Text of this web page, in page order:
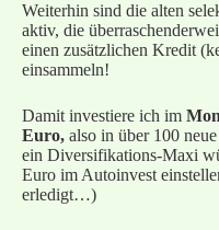
Weiterhin sind die alten
aktiv, die
einen zusätzlichen Kredit
einsammeln!
Damit investiere ich im
Euro, also in über 100
ein Diversifikations-Maxi
Euro im Autoinvest
erledigt…)